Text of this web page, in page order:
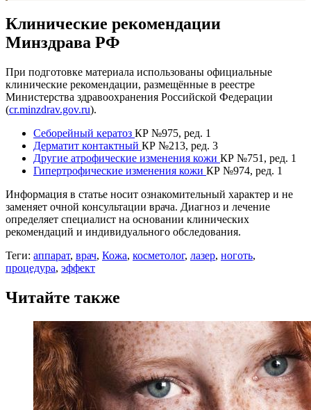
Клинические рекомендации
Минздрава РФ
При подготовке материала использованы официальные
клинические рекомендации, размещённые в реестре
Министерства здравоохранения Российской Федерации
(cr.minzdrav.gov.ru).
Себорейный кератоз КР №975, ред. 1
Дерматит контактный КР №213, ред. 3
Другие атрофические изменения кожи КР №751, ред. 1
Гипертрофические изменения кожи КР №974, ред. 1
Информация в статье носит ознакомительный характер и не
заменяет очной консультации врача. Диагноз и лечение
определяет специалист на основании клинических
рекомендаций и индивидуального обследования.
Теги: аппарат, врач, Кожа, косметолог, лазер, ноготь,
процедура, эффект
Читайте также